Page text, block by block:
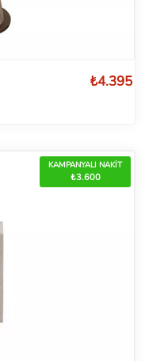
₺4.395
KAMPANYALI NAKİT
₺3.600